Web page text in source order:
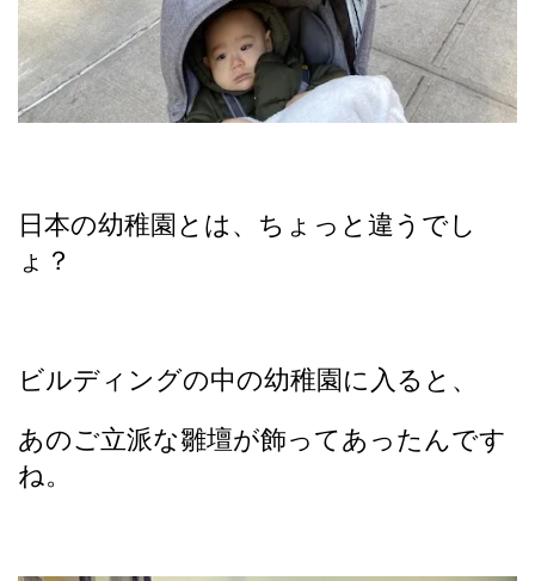
日本の幼稚園とは、ちょっと違うでし
ょ？
ビルディングの中の幼稚園に入ると、
あのご立派な雛壇が飾ってあったんです
ね。